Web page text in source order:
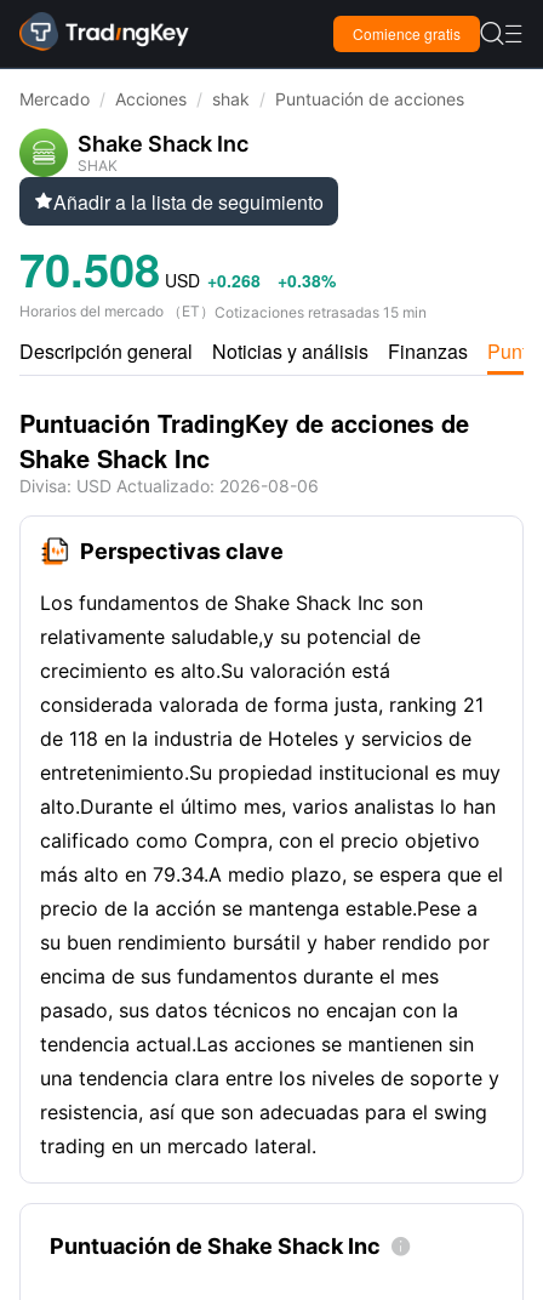
Comience gratis  
Mercado / Acciones / shak / Puntuación de acciones
Shake Shack Inc
SHAK
Añadir a la lista de seguimiento
70.508 USD +0.268 +0.38%
Horarios del mercado （ ET ） Cotizaciones retrasadas 15 min
Descripción general Noticias y análisis Finanzas
Puntuación TradingKey de acciones de
Shake Shack Inc
Divisa: USD Actualizado: 2026-08-06
Perspectivas clave
Los fundamentos de Shake Shack Inc son
relativamente saludable,y su potencial de
crecimiento es alto.Su valoración está
considerada valorada de forma justa, ranking 21
de 118 en la industria de Hoteles y servicios de
entretenimiento.Su propiedad institucional es muy
alto.Durante el último mes, varios analistas lo han
calificado como Compra, con el precio objetivo
más alto en 79.34.A medio plazo, se espera que el
precio de la acción se mantenga estable.Pese a
su buen rendimiento bursátil y haber rendido por
encima de sus fundamentos durante el mes
pasado, sus datos técnicos no encajan con la
tendencia actual.Las acciones se mantienen sin
una tendencia clara entre los niveles de soporte y
resistencia, así que son adecuadas para el swing
trading en un mercado lateral.
Puntuación de Shake Shack Inc 